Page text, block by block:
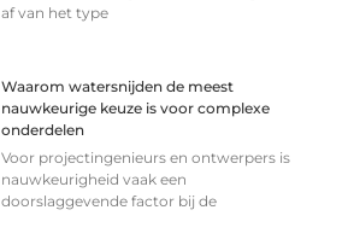
af van het type
Waarom watersnijden de meest
nauwkeurige keuze is voor complexe
onderdelen
Voor projectingenieurs en ontwerpers is
nauwkeurigheid vaak een
doorslaggevende factor bij de